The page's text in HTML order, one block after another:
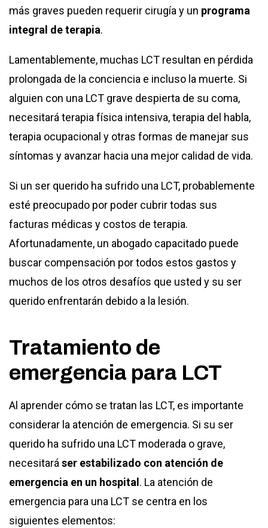
más graves pueden requerir cirugía y un programa
integral de terapia.
Lamentablemente, muchas LCT resultan en pérdida
prolongada de la conciencia e incluso la muerte. Si
alguien con una LCT grave despierta de su coma,
necesitará terapia física intensiva, terapia del habla,
terapia ocupacional y otras formas de manejar sus
síntomas y avanzar hacia una mejor calidad de vida.
Si un ser querido ha sufrido una LCT, probablemente
esté preocupado por poder cubrir todas sus
facturas médicas y costos de terapia.
Afortunadamente, un abogado capacitado puede
buscar compensación por todos estos gastos y
muchos de los otros desafíos que usted y su ser
querido enfrentarán debido a la lesión.
Tratamiento de
emergencia para LCT
Al aprender cómo se tratan las LCT, es importante
considerar la atención de emergencia. Si su ser
querido ha sufrido una LCT moderada o grave,
necesitaráser estabilizado con atención de
emergencia en un hospital . La atención de
emergencia para una LCT se centra en los
siguientes elementos: